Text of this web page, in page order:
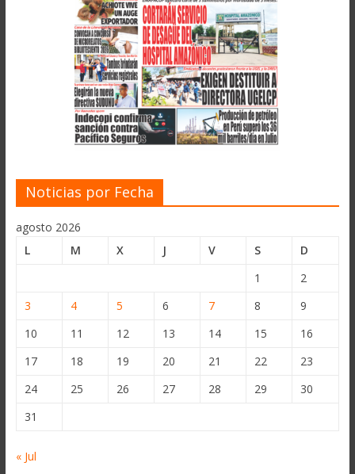
Noticias por Fecha
agosto 2026
L
M X J V S
D
1
2
3
4 5 6 7 8
9
10
11 12 13 14 15
16
17
18 19 20 21 22
23
24
25 26 27 28 29
30
31
« Jul